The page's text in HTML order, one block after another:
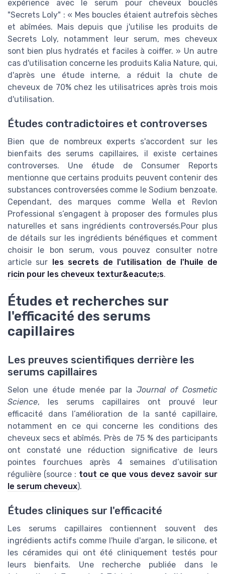
expérience avec le serum pour cheveux bouclés
"Secrets Loly" : « Mes boucles étaient autrefois sèches
et abîmées. Mais depuis que j'utilise les produits de
Secrets Loly, notamment leur serum, mes cheveux
sont bien plus hydratés et faciles à coiffer. » Un autre
cas d'utilisation concerne les produits Kalia Nature, qui,
d'après une étude interne, a réduit la chute de
cheveux de 70% chez les utilisatrices après trois mois
d'utilisation.
Études contradictoires et controverses
Bien que de nombreux experts s'accordent sur les
bienfaits des serums capillaires, il existe certaines
controverses. Une étude de Consumer Reports
mentionne que certains produits peuvent contenir des
substances controversées comme le Sodium benzoate.
Cependant, des marques comme Wella et Revlon
Professional s’engagent à proposer des formules plus
naturelles et sans ingrédients controversés.Pour plus
de détails sur les ingrédients bénéfiques et comment
choisir le bon serum, vous pouvez consulter notre
article sur
les secrets de l'utilisation de l'huile de
ricin pour les cheveux textur&eacute;s.
Études et recherches sur
l'efficacité des serums
capillaires
Les preuves scientifiques derrière les
serums capillaires
Selon une étude menée par laJournal of Cosmetic
Science, les serums capillaires ont prouvé leur
efficacité dans l’amélioration de la santé capillaire,
notamment en ce qui concerne les conditions des
cheveux secs et abîmés. Près de 75 % des participants
ont constaté une réduction significative de leurs
pointes fourchues après 4 semaines d’utilisation
régulière (source : tout ce que vous devez savoir sur
le serum cheveux).
Études cliniques sur l'efficacité
Les serums capillaires contiennent souvent des
ingrédients actifs comme l'huile d'argan, le silicone, et
les céramides qui ont été cliniquement testés pour
leurs bienfaits. Une recherche publiée dans le